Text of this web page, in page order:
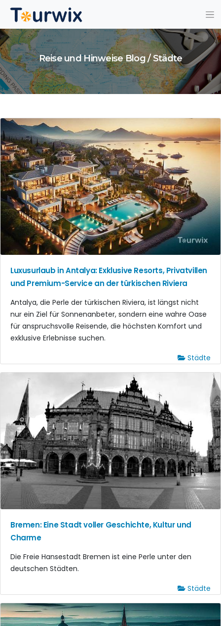
Reise und Hinweise Blog / Städte
Luxusurlaub in Antalya: Exklusive Resorts, Privatvillen
und Premium-Service an der türkischen Riviera
Antalya, die Perle der türkischen Riviera, ist längst nicht
nur ein Ziel für Sonnenanbeter, sondern eine wahre Oase
für anspruchsvolle Reisende, die höchsten Komfort und
exklusive Erlebnisse suchen.
Städte
Bremen: Eine Stadt voller Geschichte, Kultur und
Charme
Die Freie Hansestadt Bremen ist eine Perle unter den
deutschen Städten.
Städte